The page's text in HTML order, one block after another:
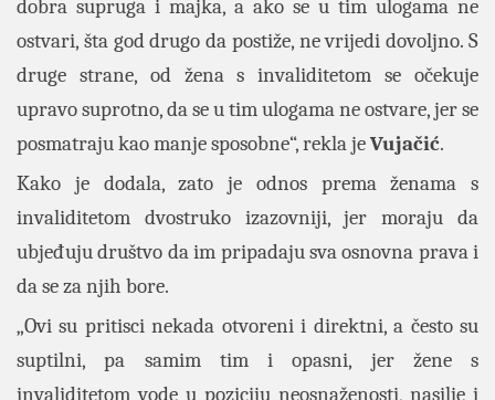
dobra supruga i majka, a ako se u tim ulogama ne
ostvari, šta god drugo da postiže, ne vrijedi dovoljno. S
druge strane, od žena s invaliditetom se očekuje
upravo suprotno, da se u tim ulogama ne ostvare, jer se
posmatraju kao manje sposobne“, rekla jeVujačić.
Kako je dodala, zato je odnos prema ženama s
invaliditetom dvostruko izazovniji, jer moraju da
ubjeđuju društvo da im pripadaju sva osnovna prava i
da se za njih bore.
„Ovi su pritisci nekada otvoreni i direktni, a često su
suptilni, pa samim tim i opasni, jer žene s
invaliditetom vode u poziciju neosnaženosti, nasilje i